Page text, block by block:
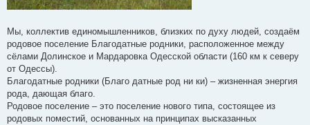
Мы, коллектив единомышленников, близких по духу людей, создаём
родовое поселение Благодатные родники, расположенное между
сёлами Долинское и Мардаровка Одесской области (160 км к северу
от Одессы).
Благодатные родники (Благо датные род ни ки) – жизненная энергия
рода, дающая благо.
Родовое поселение – это поселение нового типа, состоящее из
родовых поместий, основанных на принципах высказанных